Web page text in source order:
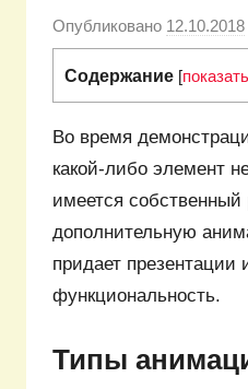
Опубликовано 12.10.2018
Содержание [показать
Во время
какой-либо элемент
имеется
дополнительную
придает
функциональность.
Типы